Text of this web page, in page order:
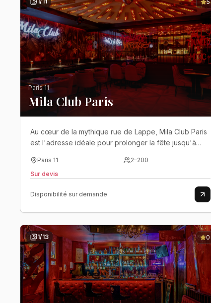
5
Paris 11
Mila Club Paris
Au cœur de la mythique rue de Lappe, Mila Club Paris
est l'adresse idéale pour prolonger la fête jusqu'à
les événements privés et les soirées les plus
mémorables..
Paris 11 2–200
Sur devis
Disponibilité sur demande
1/13 0